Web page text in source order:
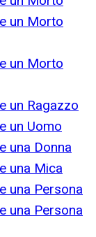
un Morto
un Morto
un Ragazzo
un Uomo
una Donna
una Mica
una Persona
una Persona